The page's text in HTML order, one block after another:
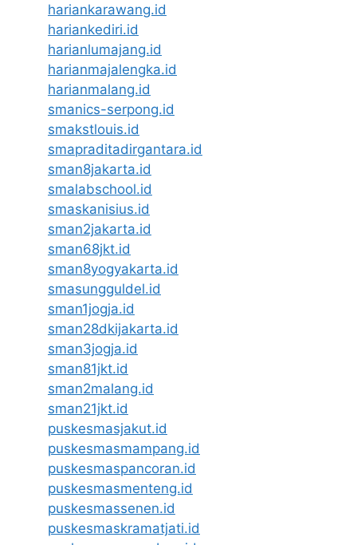
hariankarawang.id
hariankediri.id
harianlumajang.id
harianmajalengka.id
harianmalang.id
smanics-serpong.id
smakstlouis.id
smapraditadirgantara.id
sman8jakarta.id
smalabschool.id
smaskanisius.id
sman2jakarta.id
sman68jkt.id
sman8yogyakarta.id
smasungguldel.id
sman1jogja.id
sman28dkijakarta.id
sman3jogja.id
sman81jkt.id
sman2malang.id
sman21jkt.id
puskesmasjakut.id
puskesmasmampang.id
puskesmaspancoran.id
puskesmasmenteng.id
puskesmassenen.id
puskesmaskramatjati.id